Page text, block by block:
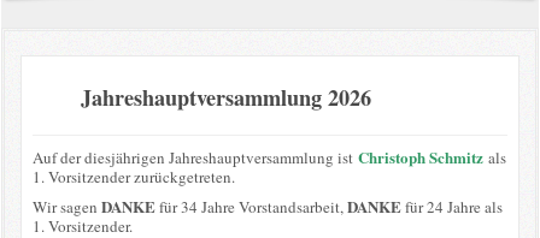
Jahreshauptversammlung 2026
Auf der diesjährigen Jahreshauptversammlung ist Christoph Schmitzals
1. Vorsitzender zurückgetreten.
Wir sagen DANKEfür 34 Jahre Vorstandsarbeit,DANKEfür 24 Jahre als
1. Vorsitzender.